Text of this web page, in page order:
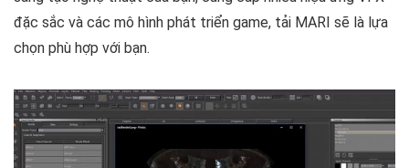
đặc sắc và các mô hình phát triển game, tải MARI sẽ là lựa
chọn phù hợp với bạn.